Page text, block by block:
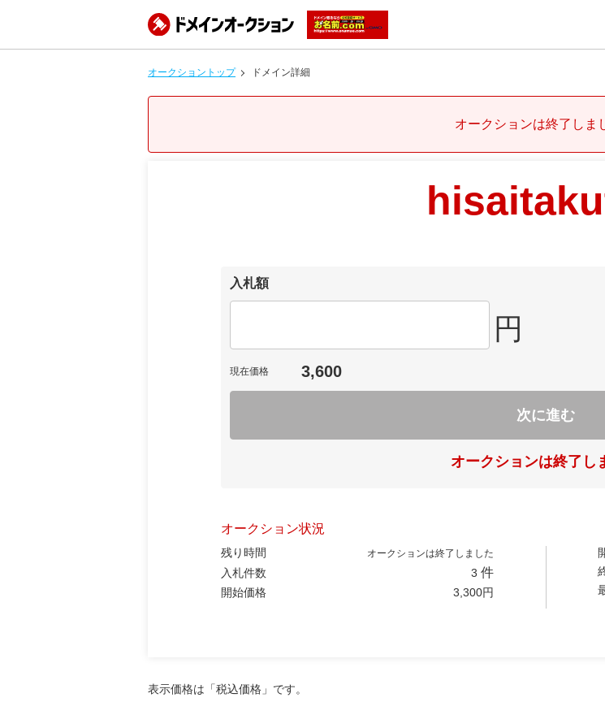
オークショントップ ドメイン詳細
オークションは終了しま
入札額
円
現在価格 3,600
次に進む
オークションは終了し
オークション状況
残り時間 オークションは終了しました
入札件数 3 件
開始価格 3,300円
表示価格は「税込価格」です。